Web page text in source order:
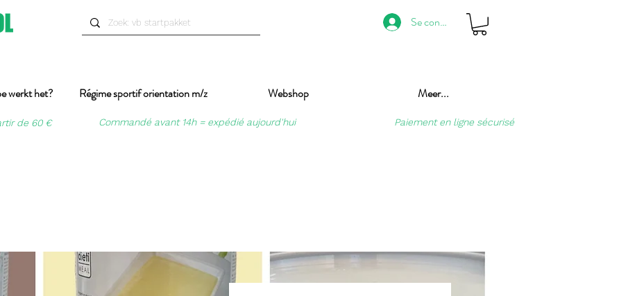
Se connecter
werkt het? Régime sportif orientation m/z Webshop Meer...
de 60 € Commandé avant 14h = expédié aujourd'hui Paiement en ligne sécurisé